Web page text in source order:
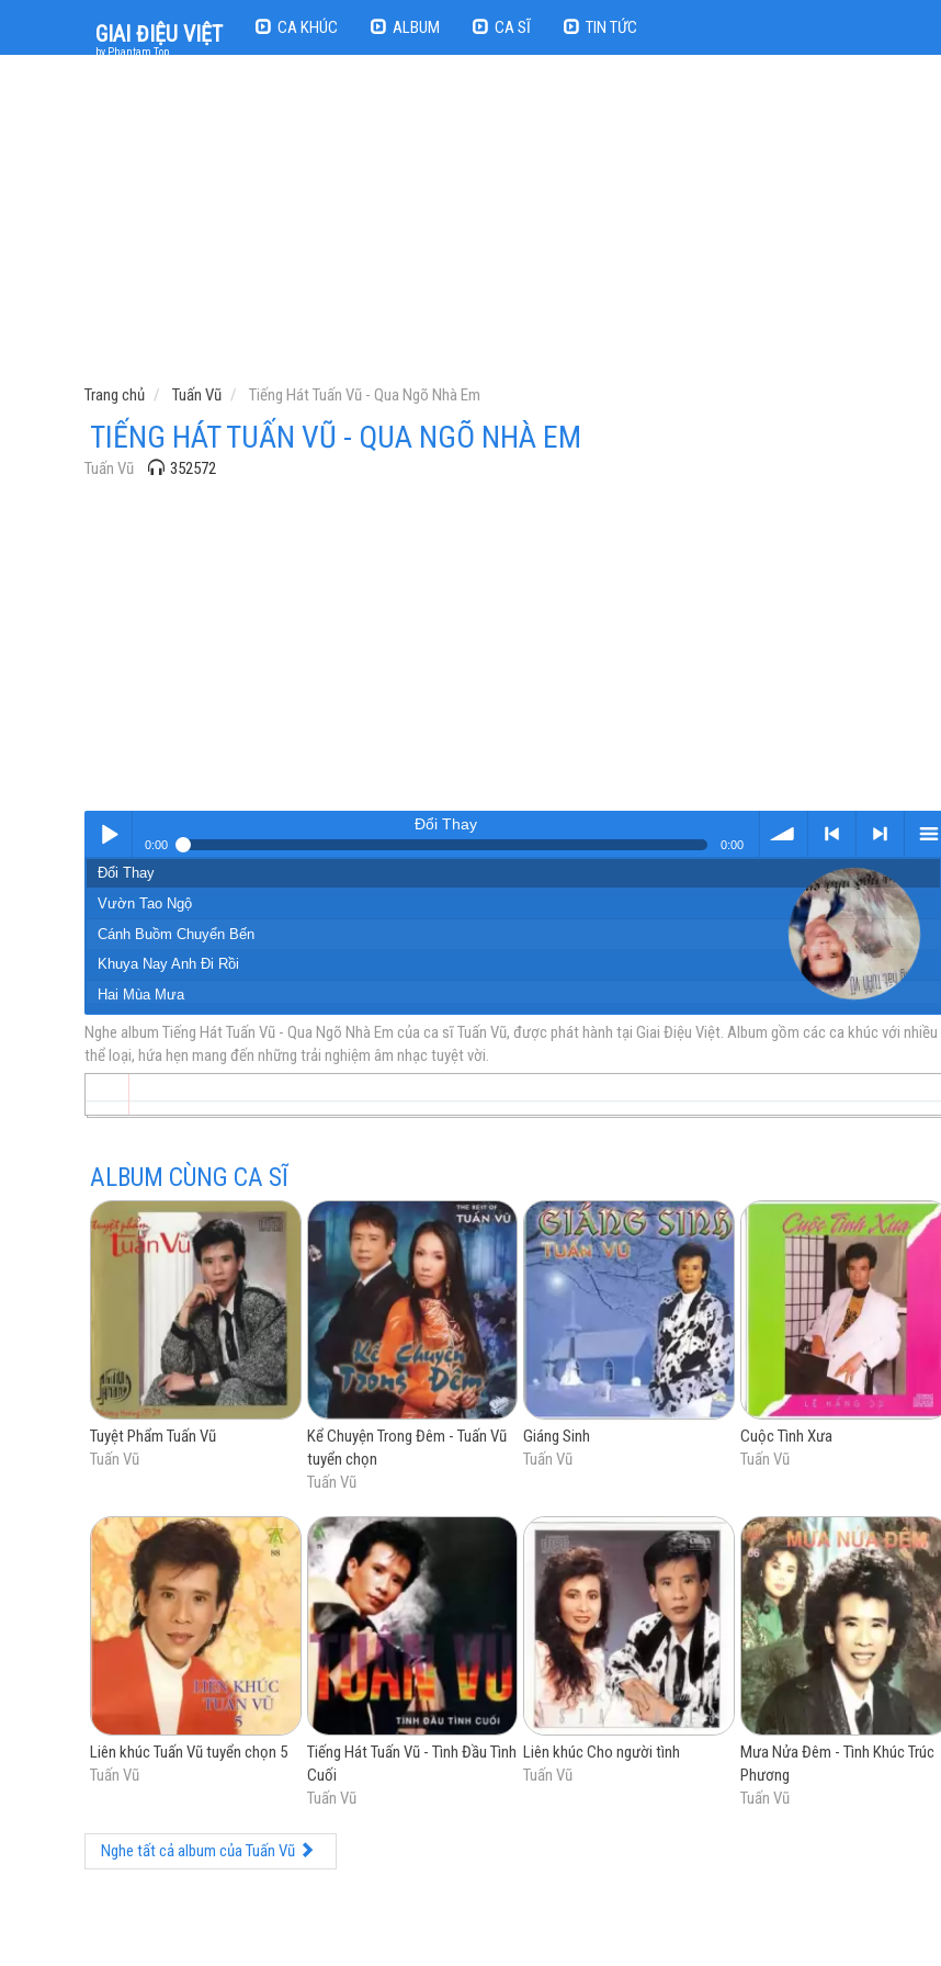
GIAI ĐIỆU VIỆT
by Phantam Top
CA KHÚC ALBUM CA SĨ TIN TỨC
Trang chủ Tuấn Vũ Tiếng Hát Tuấn Vũ - Qua Ngõ Nhà Em
TIẾNG HÁT TUẤN VŨ - QUA NGÕ NHÀ EM
Tuấn Vũ 352572
Nhạc
vàng
trữ
tình
Đổi Thay
0:00 0:00
Tải
miễn
< Kho
trực
tuyến
>
chất
lượng
cao
Kho
miễn
Đổi Thay
Vườn Tao Ngộ
Cánh Buồm Chuyển Bến
Khuya Nay Anh Đi Rồi
Hai Mùa Mưa
Mưa Rừng
Qua Ngõ Nhà Em
Anh Đi Chẳng Trở Về
Nghe album Tiếng Hát Tuấn Vũ - Qua Ngõ Nhà Em của ca sĩ Tuấn Vũ, được phát hành tại Giai Điệu Việt. Album gồm các ca khúc với nhiều
thể loại, hứa hẹn mang đến những trải nghiệm âm nhạc tuyệt vời.
ALBUM CÙNG CA SĨ
Tuyệt Phẩm Tuấn Vũ
Tuấn Vũ
Kể Chuyện Trong Đêm - Tuấn Vũ
tuyển chọn
Tuấn Vũ
Giáng Sinh
Tuấn Vũ
Cuộc Tình Xưa
Tuấn Vũ
Liên khúc Tuấn Vũ tuyển chọn 5
Tuấn Vũ
Tiếng Hát Tuấn Vũ - Tình Đầu Tình
Cuối
Tuấn Vũ
Liên khúc Cho người tình
Tuấn Vũ
Mưa Nửa Đêm - Tình Khúc Trúc
Phương
Tuấn Vũ
Nghe tất cả album của Tuấn Vũ